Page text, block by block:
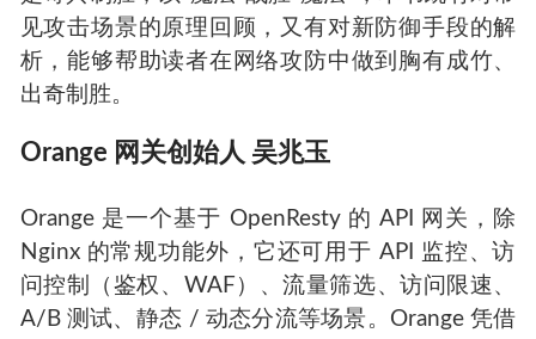
见攻击场景的原理回顾，又有对新防御手段的解
析，能够帮助读者在网络攻防中做到胸有成竹、
出奇制胜。
Orange 网关创始人 吴兆玉
Orange 是一个基于 OpenResty 的 API
网关，除
Nginx 的常规功能外，它还可用于 API
监控、访
问控制（鉴权、 WAF ）、流量筛选、访问限速、
A/B 测试、静态 / 动态分流等场景。 Orange凭借